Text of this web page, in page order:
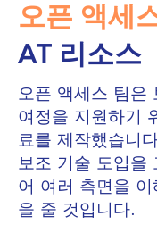
오픈 액세
AT 리소스
오픈 액세스 팀은
여정을 지원하기
료를 제작했습니
보조 기술 도입을
어 여러 측면을
을 줄 것입니다.